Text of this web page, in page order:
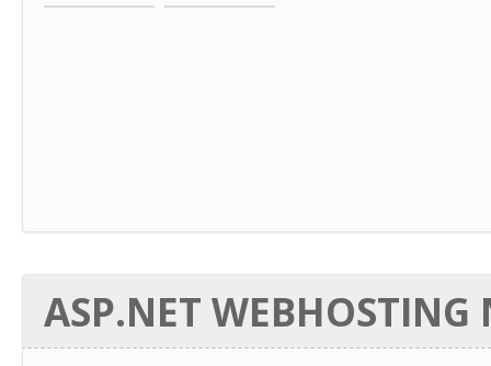
ASP.NET WEBHOSTING